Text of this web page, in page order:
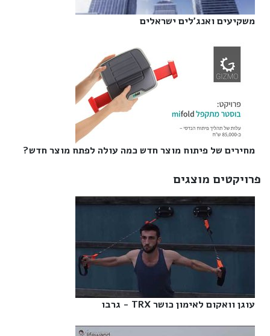
משקיעים ואנג'לים ישראלים‎
מחירים של פיתוח מוצר חדש כמה עולה לפתח מוצר חדש?‎
פרויקטים מוצגים
עוגן וואקום לאימון כושר TRX - גרבו‎